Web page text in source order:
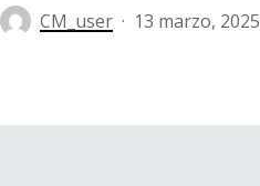
CM_user 13 marzo, 2025